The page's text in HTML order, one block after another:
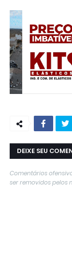
DEIXE SEU
Comentários
ser removidos pelos